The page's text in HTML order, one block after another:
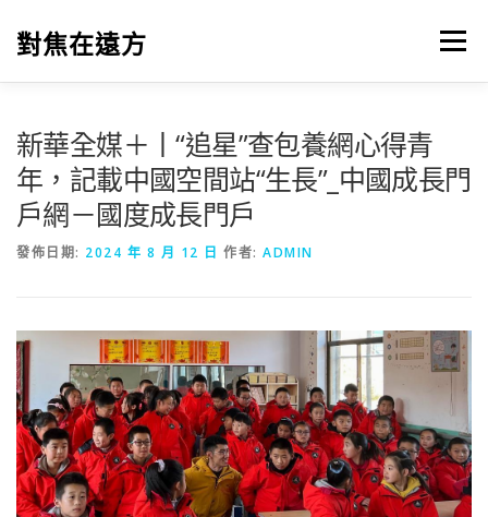
對焦在遠方 選單
新華全媒＋丨“追星”查包養網心得青
年，記載中國空間站“生長”_中國成長門
戶網－國度成長門戶
發佈日期: 2024 年 8 月 12 日 作者: ADMIN